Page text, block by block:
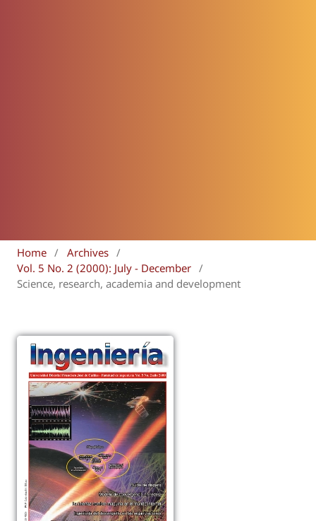
Home / Archives /
Vol. 5 No. 2 (2000): July - December /
Science, research, academia and development